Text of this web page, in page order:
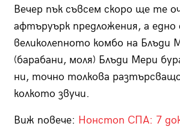
Вечер пък съвсем скоро ще те
афтъруърк предложения, а
великолепното комбо на Блъди
(барабани, моля) Блъди Мери
ни, точно толкова
колкото звучи.
Виж повече: Нонстоп СПА: 7